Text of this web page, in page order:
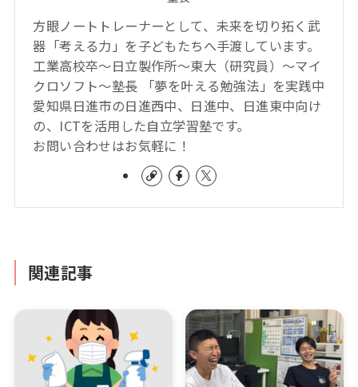
方眼ノートトレーナーとして、未来を切り拓く武
器「考える力」を子どもたちへ手渡しています。
工業高校卒～日立製作所～東大（研究員）～マイ
クロソフト～塾長 「夢を叶える勉強法」を実践中
愛知県日進市の日進西中、日進中、日進東中向け
の、ICTを活用した自立学習塾です。
お問い合わせはお気軽に！
関連記事